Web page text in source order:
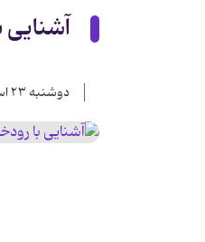
آشنایی
دوشنبه ۲۳ اسفند ۱۳۹۵ - ۰۰:۰۰